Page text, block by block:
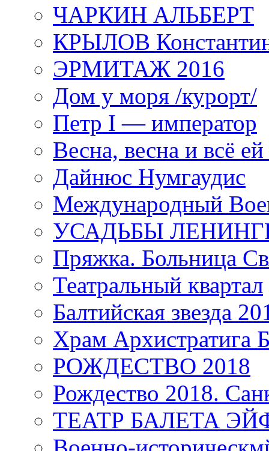
ЧАРКИН АЛЬБЕРТ
КРЫЛОВ
ЭРМИТАЖ 2016
Дом у моря /курорт/
Петр I — император
Весна, весна и всё
Дайнюс Нумгаудис
Международный
УСАДЬБЫ
Пряжка. Больница
Театральный квартал
Балтийская звезда
Храм
РОЖДЕСТВО 2018
Рождество 2018.
ТЕАТР БАЛЕТА